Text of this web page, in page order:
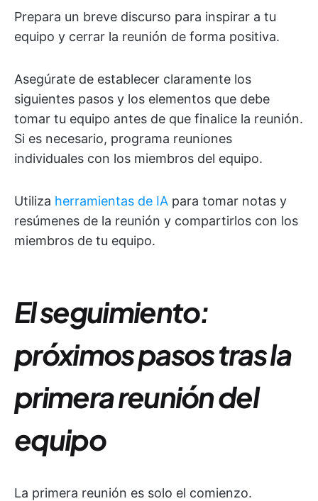
Prepara un breve discurso para inspirar a tu
equipo y cerrar la reunión de forma positiva.
Asegúrate de establecer claramente los
siguientes pasos y los elementos que debe
tomar tu equipo antes de que finalice la reunión.
Si es necesario, programa reuniones
individuales con los miembros del equipo.
Utiliza herramientas de IA para tomar notas y
resúmenes de la reunión y compartirlos con los
miembros de tu equipo.
El seguimiento:
próximos pasos tras la
primera reunión del
equipo
La primera reunión es solo el comienzo.